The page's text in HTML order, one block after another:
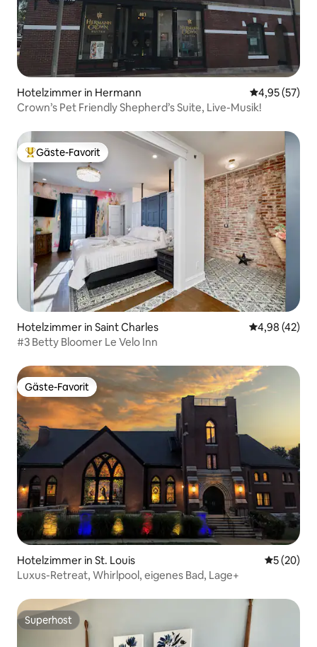
Hotelzimmer in Hermann
4,95 (57)
Crown’s Pet Friendly Shepherd’s Suite, Live-Musik!
Beliebter Gäste-Favorit.
Gäste-Favorit
Hotelzimmer in Saint Charles
4,98 (42)
#3 Betty Bloomer Le Velo Inn
Gäste-Favorit
Gäste-Favorit
Hotelzimmer in St. Louis
5 (20)
Luxus-Retreat, Whirlpool, eigenes Bad, Lage+
Superhost
Superhost